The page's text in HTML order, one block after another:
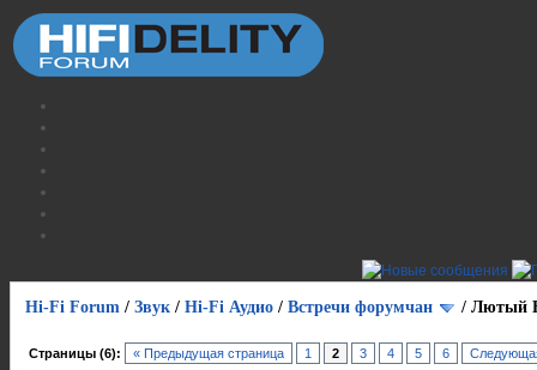
Hi-Fi Forum / Звук / Hi-Fi Аудио / Встречи форумчан / Лютый
Страницы (6): « Предыдущая страница 1 2 3 4 5 6